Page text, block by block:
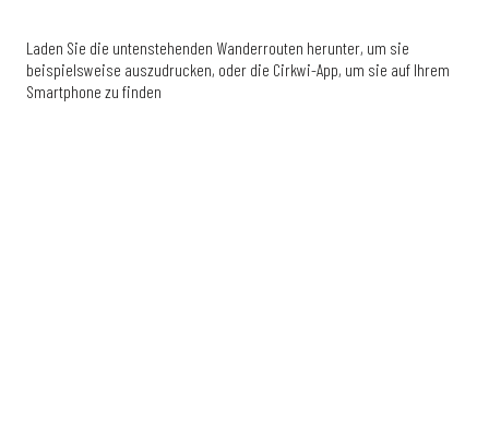
Laden Sie die untenstehenden Wanderrouten herunter, um sie
beispielsweise auszudrucken, oder die Cirkwi-App, um sie auf Ihrem
Smartphone zu finden